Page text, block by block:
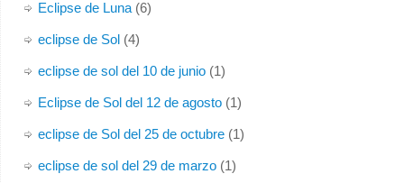
Eclipse de Luna(6)
eclipse de Sol(4)
eclipse de sol del 10 de junio(1)
Eclipse de Sol del 12 de agosto(1)
eclipse de Sol del 25 de octubre(1)
eclipse de sol del 29 de marzo(1)